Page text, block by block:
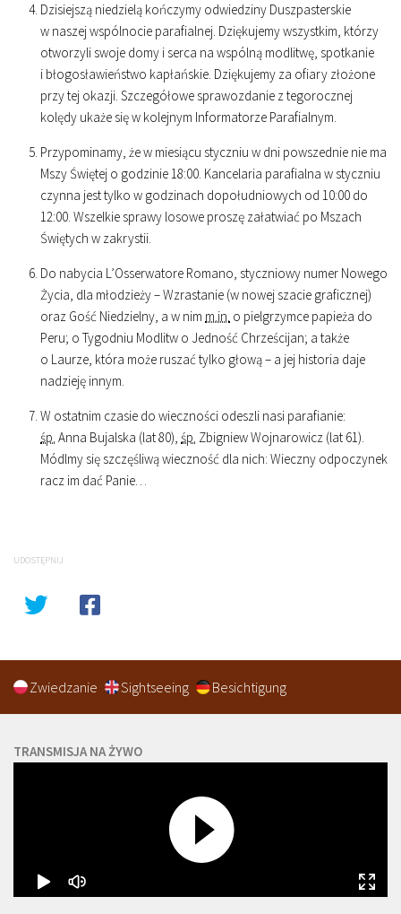
Dzisiejszą niedzielą kończymy odwiedziny Duszpasterskie
w naszej wspólnocie parafialnej. Dziękujemy wszystkim, którzy
otworzyli swoje domy i serca na wspólną modlitwę, spotkanie
i błogosławieństwo kapłańskie. Dziękujemy za ofiary złożone
przy tej okazji. Szczegółowe sprawozdanie z tegorocznej
kolędy ukaże się w kolejnym Informatorze Parafialnym.
Przypominamy, że w miesiącu styczniu w dni powszednie nie ma
Mszy Świętej o godzinie18:00. Kancelaria parafialna w styczniu
czynna jest tylko w godzinach dopołudniowych od 10:00 do
12:00. Wszelkie sprawy losowe proszę załatwiać po Mszach
Świętych w zakrystii.
Do nabycia L’Osserwatore Romano, styczniowy numer Nowego
Życia, dla młodzieży – Wzrastanie (w nowej szacie graficznej)
oraz Gość Niedzielny, a w nim m.in. o pielgrzymce papieża do
Peru; o Tygodniu Modlitw o Jedność Chrześcijan; a także
o Laurze, która może ruszać tylko głową – a jej historia daje
nadzieję innym.
W ostatnim czasie do wieczności odeszli nasi parafianie:
śp. Anna Bujalska (lat 80), śp. Zbigniew Wojnarowicz (lat 61).
Módlmy się szczęśliwą wieczność dla nich: Wieczny odpoczynek
racz im dać Panie…
UDOSTĘPNIJ
Zwiedzanie Sightseeing Besichtigung
TRANSMISJA NA ŻYWO